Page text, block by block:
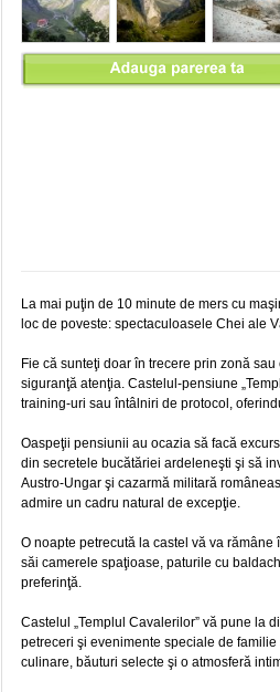
La mai puţin de 10 minute de mers cu
loc de poveste: spectaculoasele Chei ale
Fie că sunteţi doar în trecere prin zonă
siguranţă atenţia. Castelul-pensiune
training-uri sau întâlniri de protocol,
Oaspeţii pensiunii au ocazia să facă
din secretele bucătăriei ardeleneşti şi să
Austro-Ungar şi cazarmă militară
admire un cadru natural de excepţie.
O noapte petrecută la castel vă va
săi camerele spaţioase, paturile cu
preferinţă.
Castelul „Templul Cavalerilor” vă pune la
petreceri şi evenimente speciale de
culinare, băuturi selecte şi o atmosferă